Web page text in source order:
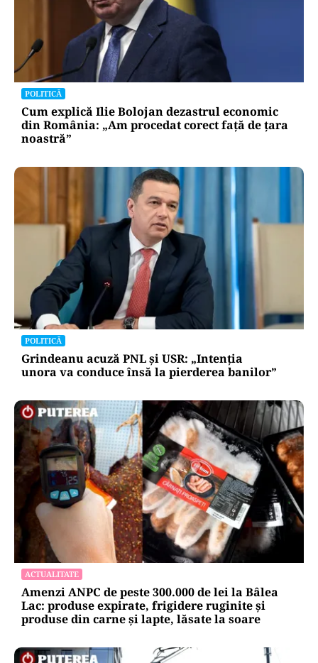
POLITICĂ
Cum explică Ilie Bolojan dezastrul economic
din România: „Am procedat corect față de țara
noastră”
POLITICĂ
Grindeanu acuză PNL și USR: „Intenția
unora va conduce însă la pierderea banilor”
ACTUALITATE
Amenzi ANPC de peste 300.000 de lei la Bâlea
Lac: produse expirate, frigidere ruginite și
produse din carne și lapte, lăsate la soare